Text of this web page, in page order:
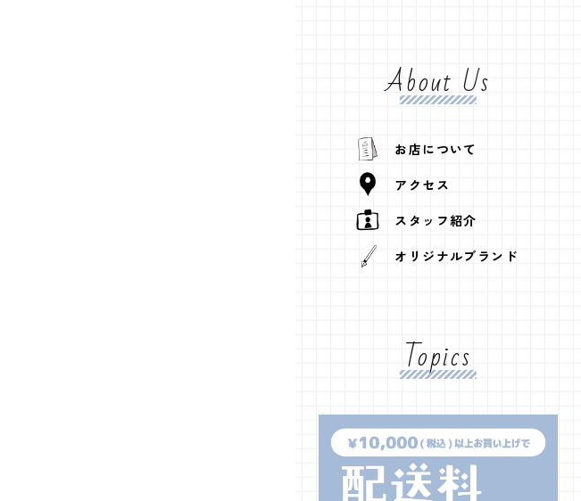
About Us
お店について
アクセス
スタッフ紹介
オリジナルブランド
Topics